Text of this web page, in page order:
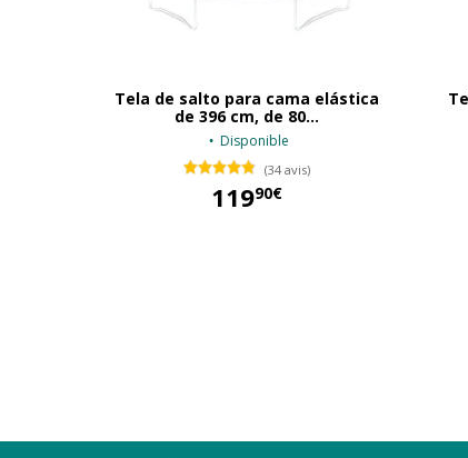
Tela de salto para cama elástica
de 396 cm, de 80...
Disponible
(34 avis)
11990€